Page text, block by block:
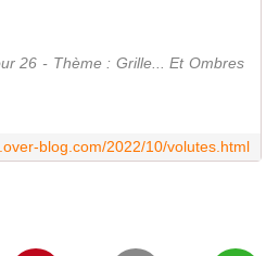
26 - Thème : Grille... Et Ombres
blog.com/2022/10/volutes.html